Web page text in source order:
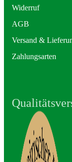
Widerruf
AGB
Versand &
Zahlungsarten